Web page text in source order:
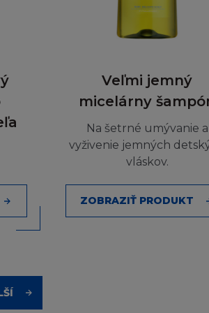
Veľmi jemný
micelárny
Na šetrné umývanie a
vyživenie jemných
vláskov.
ZOBRAZIŤ PRODUKT
také není
které
je pouze na
Obsahem
přímé,